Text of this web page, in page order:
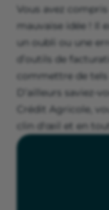
Vous avez
mauvaise idée ! Il
un oubli ou une
d’outils de
commettre de
D’ailleurs saviez-
Crédit Agricole,
clin d'œil et en